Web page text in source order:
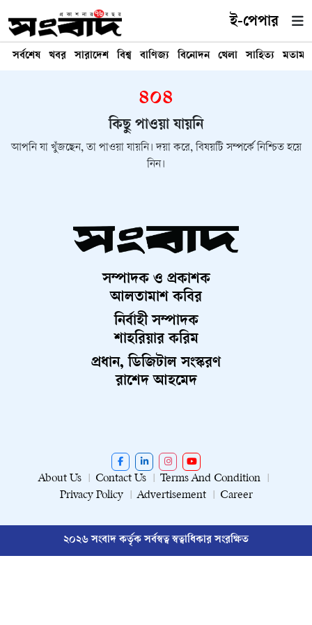
ই-পেপার
সর্বশেষ খবর সারাদেশ বিশ্ব বাণিজ্য বিনোদন খেলা সাহিত্য মতামত
৪০৪
কিছু পাওয়া যায়নি
আপনি যা খুঁজছেন, তা পাওয়া যায়নি। দয়া করে, বিষয়টি সম্পর্কে নিশ্চিত হয়ে
নিন।
সম্পাদক ও প্রকাশক
আলতামাশ কবির
নির্বাহী সম্পাদক
শাহরিয়ার করিম
প্রধান, ডিজিটাল সংস্করণ
রাশেদ আহমেদ
About Us Contact Us
Terms And Condition
Privacy Policy
Advertisement Career
২০২৬ সংবাদ কর্তৃক সর্বস্বত্ব স্বত্বাধিকার সংরক্ষিত